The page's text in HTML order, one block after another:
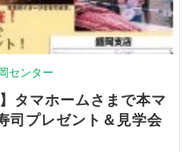
センター
タマホームさまで本マ
司プレゼント＆見学会